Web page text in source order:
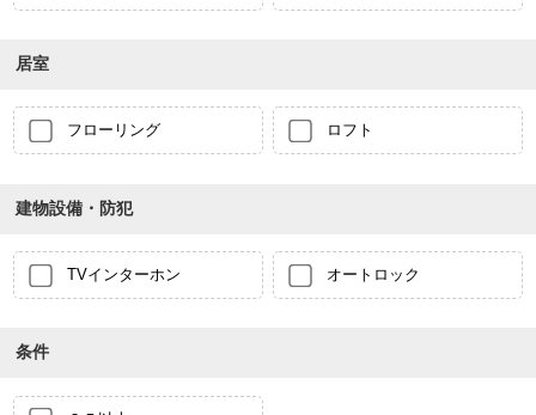
居室
フローリング ロフト
建物設備・防犯
TVインターホン オートロック
条件